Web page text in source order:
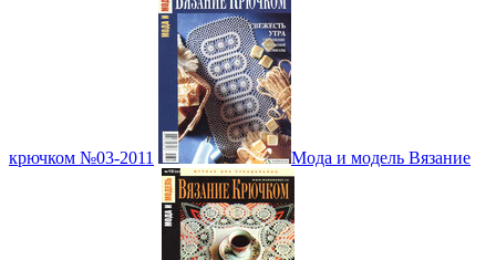
крючком №03-2011 Мода и модель Вязание